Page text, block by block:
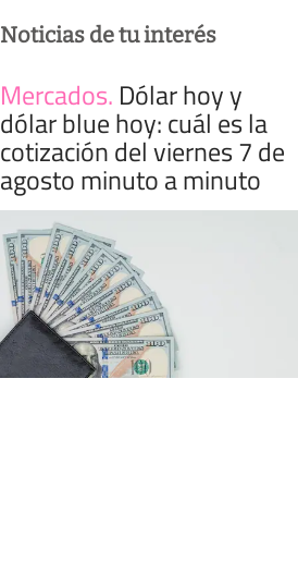
Noticias de tu interés
Mercados. Dólar hoy y
dólar blue hoy: cuál es la
cotización del viernes 7 de
agosto minuto a minuto